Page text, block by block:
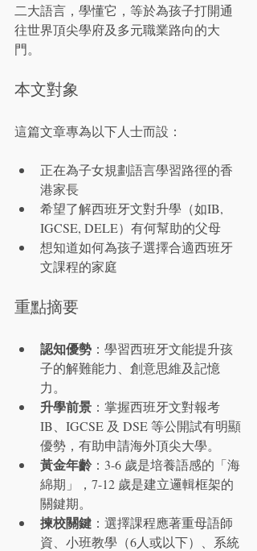
二大語言，學懂它，等於為孩子打開通
往世界頂尖學府及多元職業路向的大
門。
本文對象
這篇文章專為以下人士而設：
正在為子女規劃語言學習路徑的香
港家長
希望了解西班牙文對升學（如IB,
IGCSE, DELE）有何幫助的父母
想知道如何為孩子選擇合適西班牙
文課程的家庭
重點摘要
認知優勢 ：學習西班牙文能提升孩
子的解難能力、創意思維及記憶
力。
升學前景 ：掌握西班牙文對報考
IB、IGCSE 及 DSE 等公開試有明顯
優勢，有助申請海外頂尖大學。
黃金年齡：3-6 歲是培養語感的「海
綿期」，7-12 歲是建立邏輯框架的
關鍵期。
揀校關鍵 ：選擇課程應著重母語師
資、小班教學（6人或以下）、系統